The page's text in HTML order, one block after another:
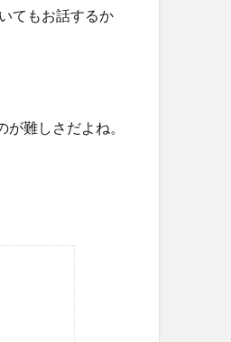
てもお話するか
難しさだよね。